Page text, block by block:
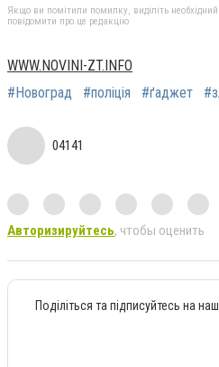
Якщо ви помітили помилку, виділіть
повідомити про це редакцію
WWW.NOVINI-ZT.INFO
#Новоград
#поліція #ґаджет
04141
Авторизируйтесь, чтобы оценить
Поділіться та підписуйтесь на